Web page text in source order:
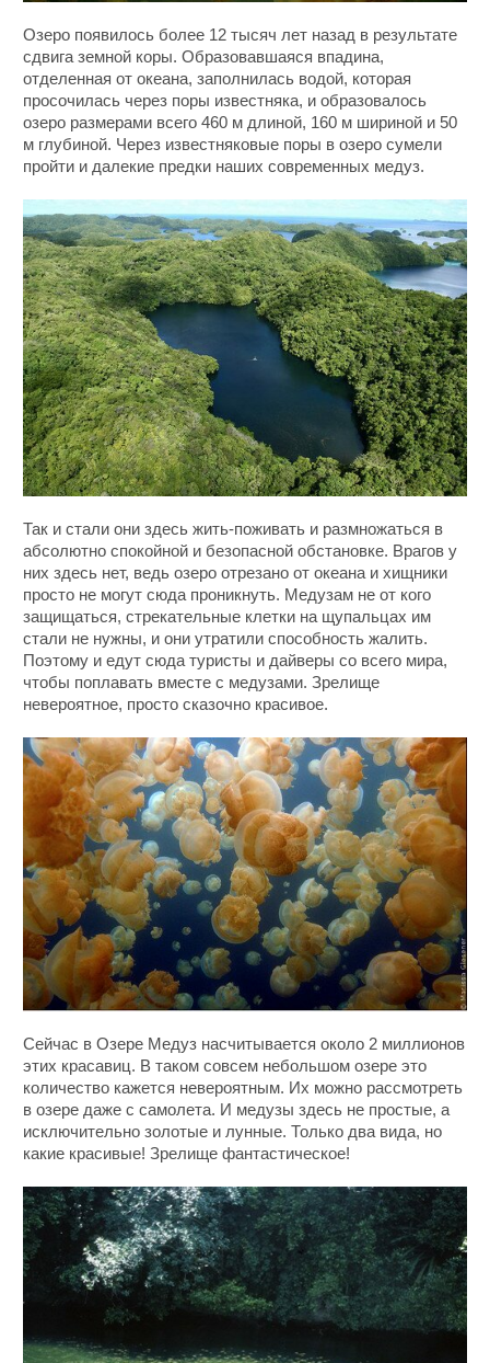
Озеро появилось более 12 тысяч лет назад в результате
сдвига земной коры. Образовавшаяся впадина,
отделенная от океана, заполнилась водой, которая
просочилась через поры известняка, и образовалось
озеро размерами всего 460 м длиной, 160 м шириной и 50
м глубиной. Через известняковые поры в озеро сумели
пройти и далекие предки наших современных медуз.
Так и стали они здесь жить-поживать и размножаться в
абсолютно спокойной и безопасной обстановке. Врагов у
них здесь нет, ведь озеро отрезано от океана и хищники
просто не могут сюда проникнуть. Медузам не от кого
защищаться, стрекательные клетки на щупальцах им
стали не нужны, и они утратили способность жалить.
Поэтому и едут сюда туристы и дайверы со всего мира,
чтобы поплавать вместе с медузами. Зрелище
невероятное, просто сказочно красивое.
Сейчас в Озере Медуз насчитывается около 2 миллионов
этих красавиц. В таком совсем небольшом озере это
количество кажется невероятным. Их можно рассмотреть
в озере даже с самолета. И медузы здесь не простые, а
исключительно золотые и лунные. Только два вида, но
какие красивые! Зрелище фантастическое!